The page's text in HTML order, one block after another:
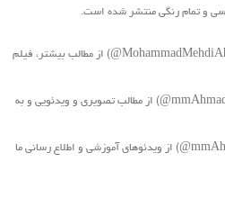
و تمام رنگی منتشر شده است.
*** با عضویت در کانال تلگرام(MohammadMehdiAhmadian@) از مطالب بیشتر، فیلم
*** با دنبال کردن کانال اینستاگرام( mmAhmadian@) از مطالب تصویری و ویدئویی و به
*** با دنبال کردن کانال آپارات( mmAhmadian@) از ویدئوهای آموزشی و اطلاع رسانی ما